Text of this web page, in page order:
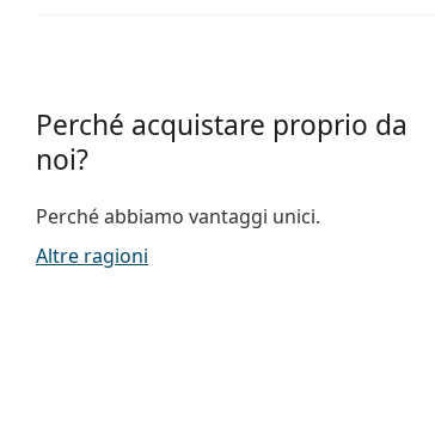
Perché acquistare proprio da
noi?
Perché abbiamo vantaggi unici.
Altre ragioni